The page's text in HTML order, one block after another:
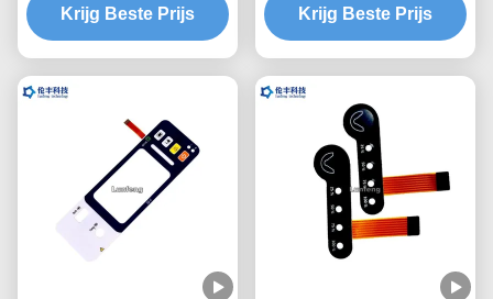
membraantoetsenbord
Krijg Beste Prijs
Membraanschakelaar,
Douane FPC LEIDEN
Krijg Beste Prijs